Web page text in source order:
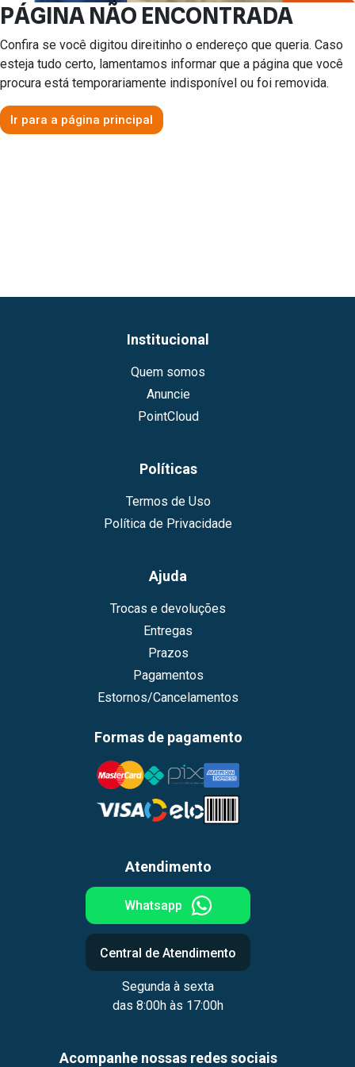
PÁGINA NÃO ENCONTRADA
Confira se você digitou direitinho o endereço que queria. Caso
esteja tudo certo, lamentamos informar que a página que você
procura está temporariamente indisponível ou foi removida.
Ir para a página principal
Institucional
Quem somos
Anuncie
PointCloud
Políticas
Termos de Uso
Política de Privacidade
Ajuda
Trocas e devoluções
Entregas
Prazos
Pagamentos
Estornos/Cancelamentos
Formas de pagamento
Atendimento
Whatsapp
Central de Atendimento
Segunda à sexta
das 8:00h às 17:00h
Acompanhe nossas redes sociais